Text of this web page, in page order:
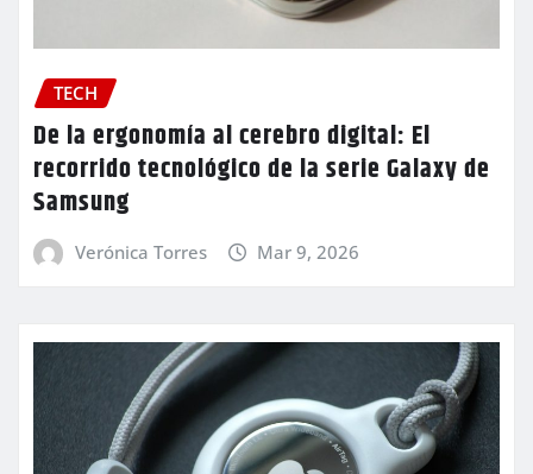
TECH
De la ergonomía al cerebro digital: El
recorrido tecnológico de la serie Galaxy de
Samsung
Verónica Torres Mar 9, 2026